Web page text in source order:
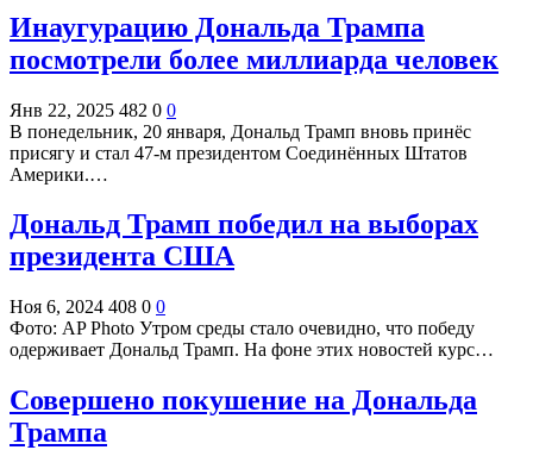
Инаугурацию Дональда Трампа
посмотрели более миллиарда человек
Янв 22, 2025 482 0 0
В понедельник, 20 января, Дональд Трамп вновь принёс
присягу и стал 47-м президентом Соединённых Штатов
Америки.…
Дональд Трамп победил на выборах
президента США
Ноя 6, 2024 408 0 0
Фото: AP Photo Утром среды стало очевидно, что победу
одерживает Дональд Трамп. На фоне этих новостей курс…
Совершено покушение на Дональда
Трампа